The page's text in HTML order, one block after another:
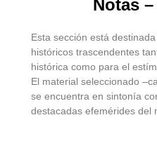
Notas
Esta sección está
históricos trascendentes
histórica como para el
El material seleccionado
se encuentra en sintonía
destacadas efemérides del